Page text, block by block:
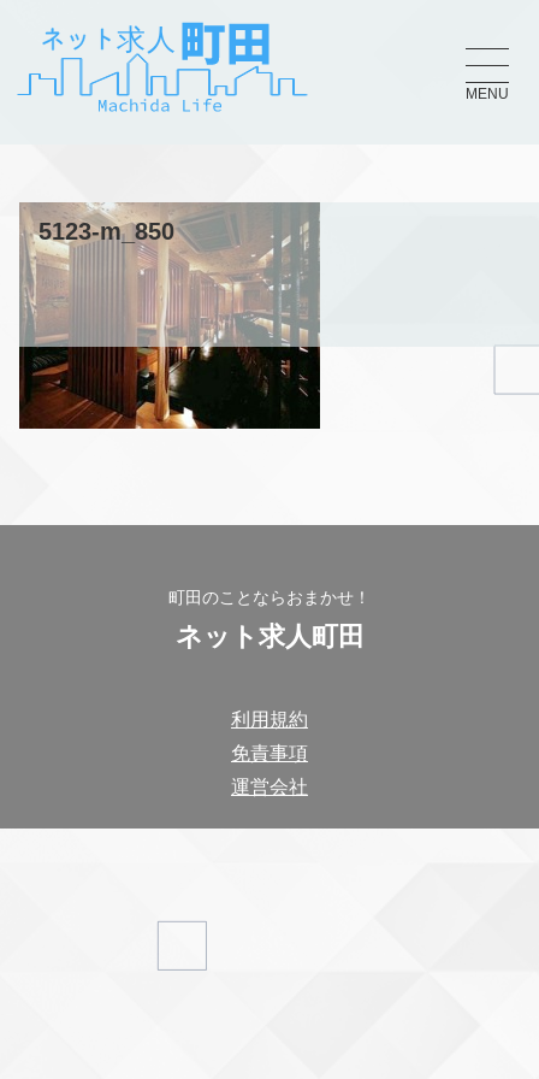
MENU
5123-m_850
町田のことならおまかせ！
ネット求人町田
利用規約
免責事項
運営会社